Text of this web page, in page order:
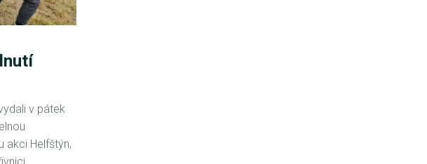
v pátek
akci Helfštýn,